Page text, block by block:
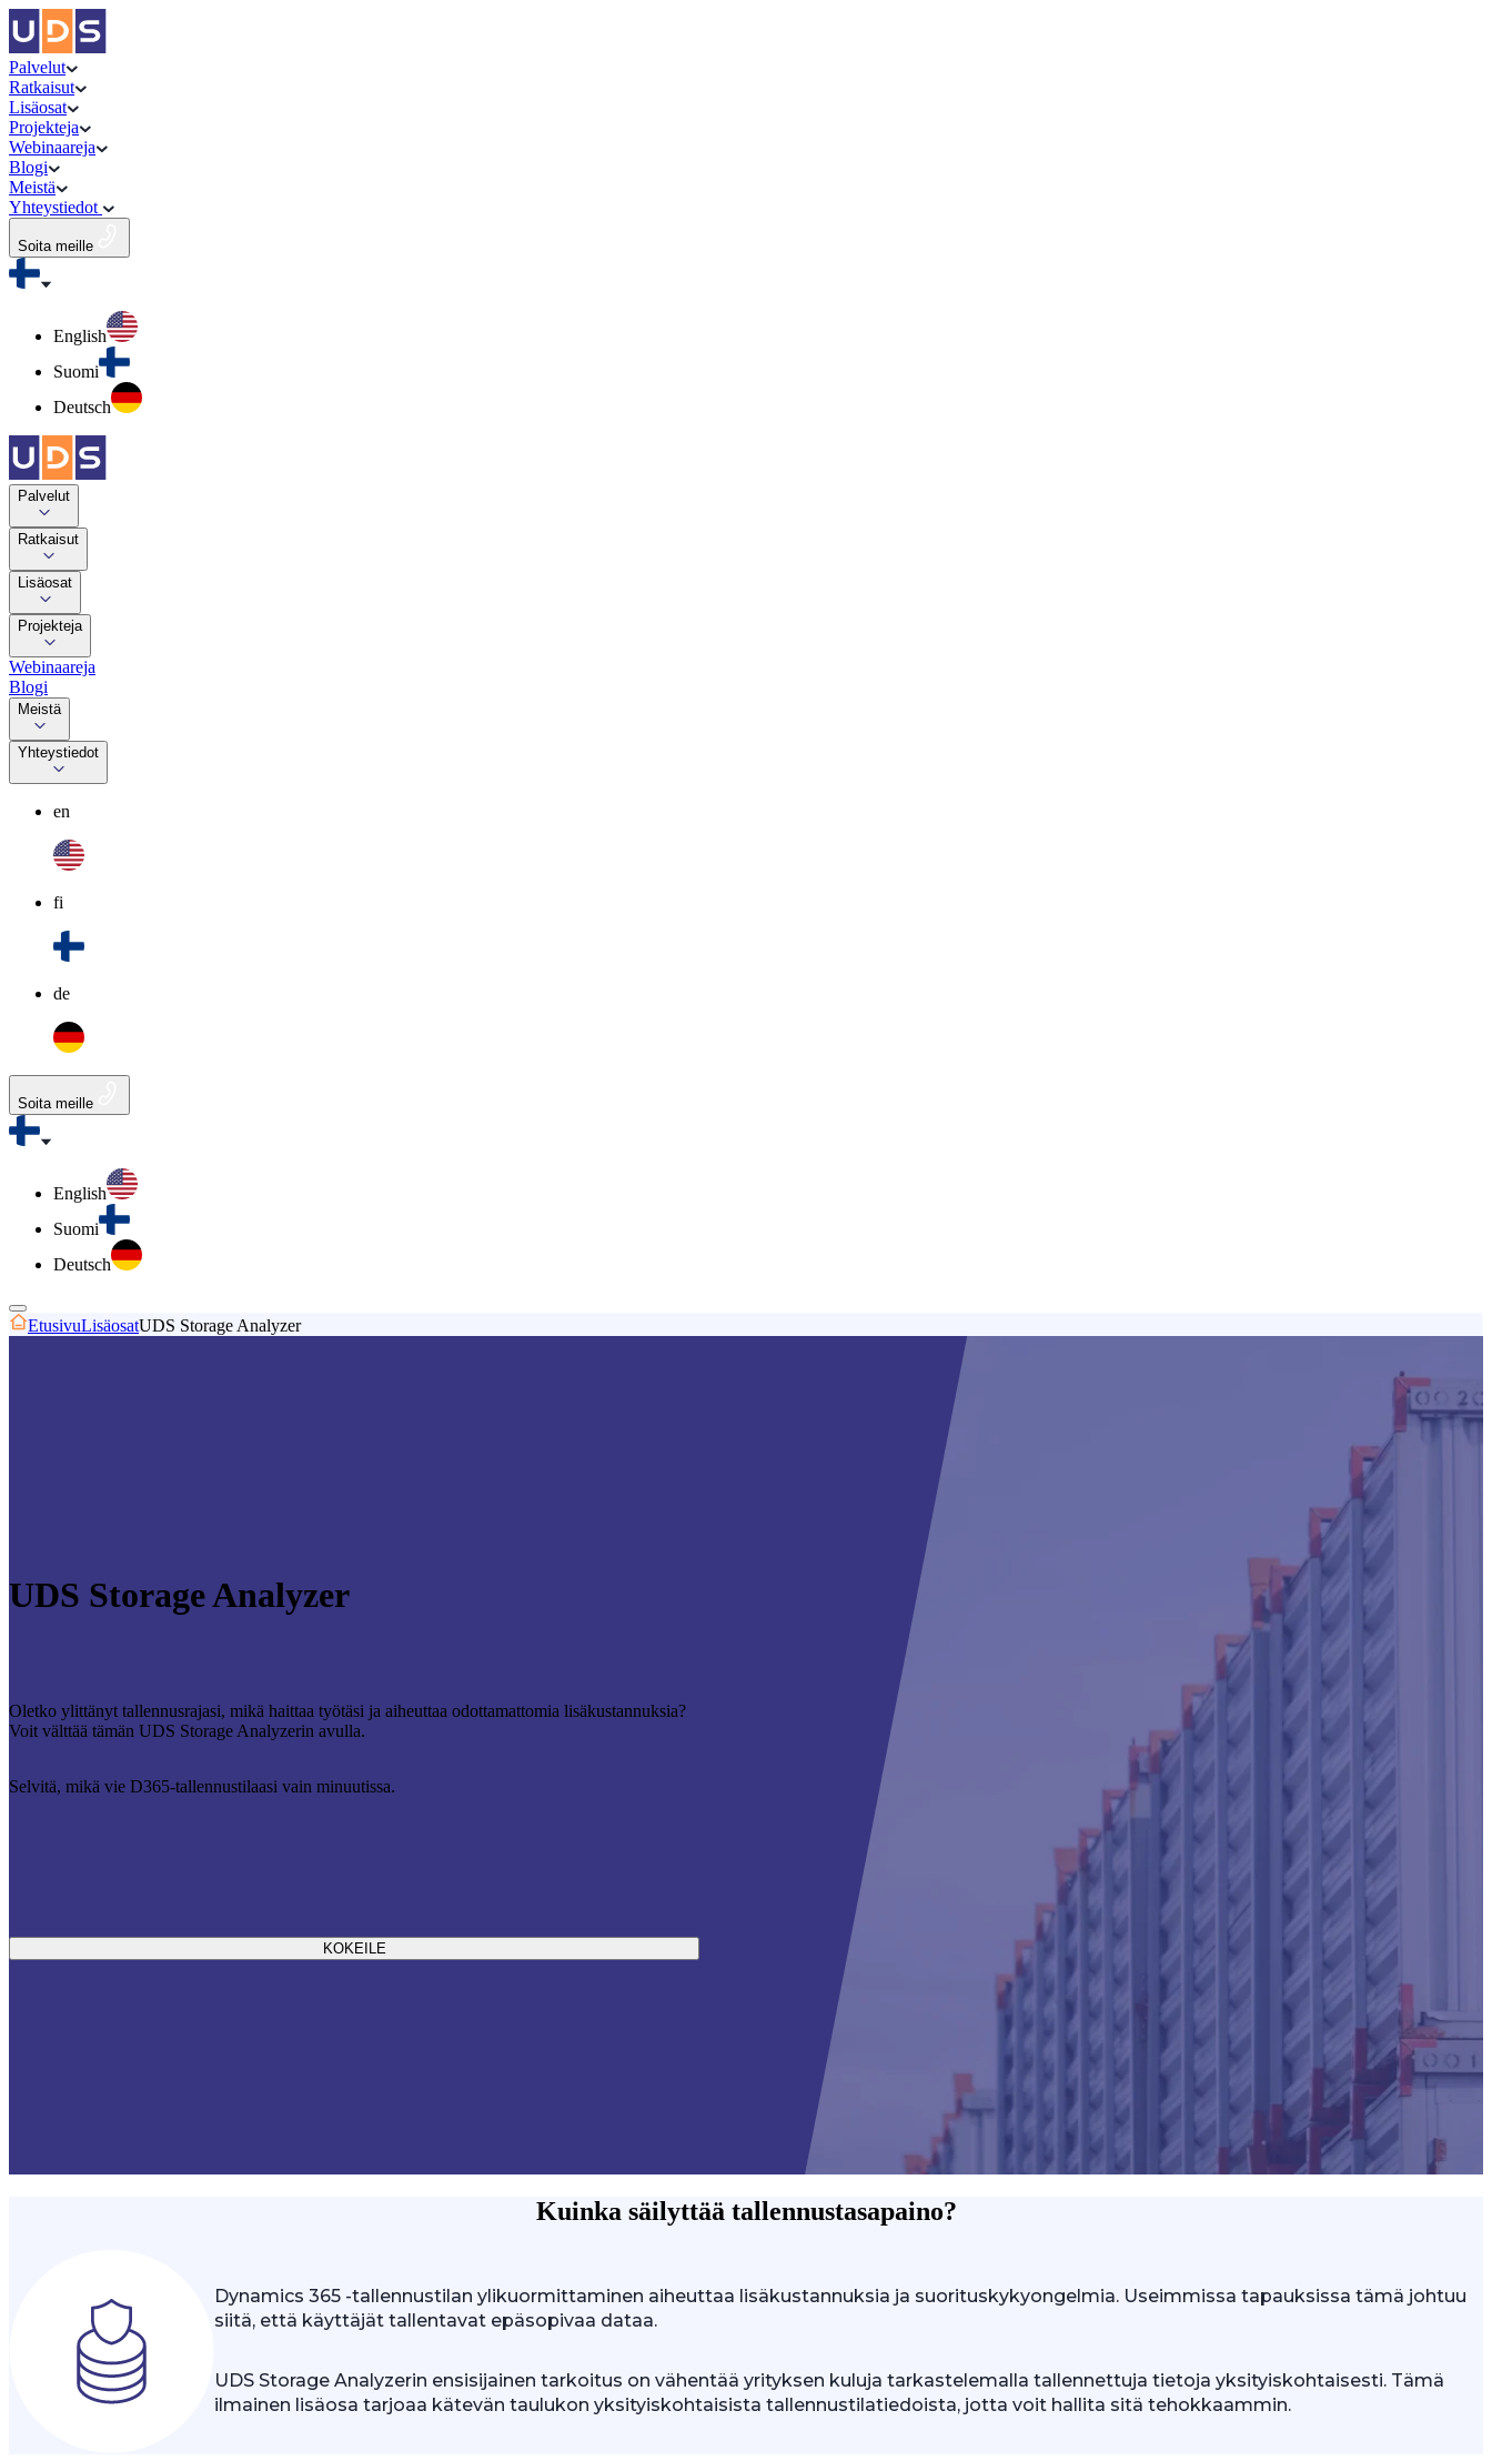
Palvelut
Ratkaisut
Lisäosat
Projekteja
Webinaareja
Blogi
Meistä
Yhteystiedot
Soita meille
English
Suomi
Deutsch
Palvelut
Ratkaisut
Lisäosat
Projekteja
Webinaareja
Blogi
Meistä
Yhteystiedot
en
fi
de
Soita meille
English
Suomi
Deutsch
EtusivuLisäosatUDS Storage Analyzer
UDS Storage Analyzer
Oletko ylittänyt tallennusrajasi, mikä haittaa työtäsi ja aiheuttaa odottamattomia lisäkustannuksia?
Voit välttää tämän UDS Storage Analyzerin avulla.
Selvitä, mikä vie D365-tallennustilaasi vain minuutissa.
KOKEILE
Kuinka säilyttää tallennustasapaino?
Dynamics 365 -tallennustilan ylikuormittaminen aiheuttaa lisäkustannuksia ja suorituskykyongelmia. Useimmissa tapauksissa tämä johtuu
siitä, että käyttäjät tallentavat epäsopivaa dataa.
UDS Storage Analyzerin ensisijainen tarkoitus on vähentää yrityksen kuluja tarkastelemalla tallennettuja tietoja yksityiskohtaisesti. Tämä
ilmainen lisäosa tarjoaa kätevän taulukon yksityiskohtaisista tallennustilatiedoista, jotta voit hallita sitä tehokkaammin.